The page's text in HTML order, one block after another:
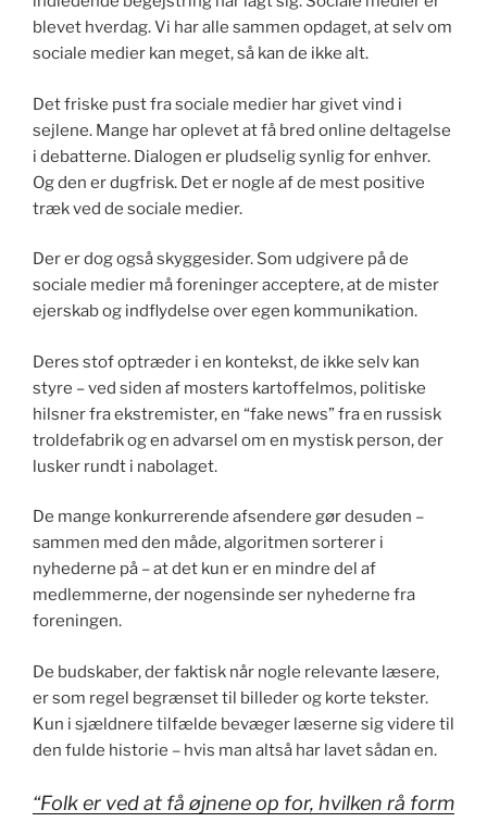
blevet hverdag. Vi har alle sammen opdaget, at selv om
sociale medier kan meget, så kan de ikke alt.
Det friske pust fra sociale medier har givet vind i
sejlene. Mange har oplevet at få bred online deltagelse
i debatterne. Dialogen er pludselig synlig for enhver.
Og den er dugfrisk. Det er nogle af de mest positive
træk ved de sociale medier.
Der er dog også skyggesider. Som udgivere på de
sociale medier må foreninger acceptere, at de mister
ejerskab og indflydelse over egen kommunikation.
Deres stof optræder i en kontekst, de ikke selv kan
styre – ved siden af mosters kartoffelmos, politiske
hilsner fra ekstremister, en “fake news” fra en russisk
troldefabrik og en advarsel om en mystisk person, der
lusker rundt i nabolaget.
De mange konkurrerende afsendere gør desuden –
sammen med den måde, algoritmen sorterer i
nyhederne på – at det kun er en mindre del af
medlemmerne, der nogensinde ser nyhederne fra
foreningen.
De budskaber, der faktisk når nogle relevante læsere,
er som regel begrænset til billeder og korte tekster.
Kun i sjældnere tilfælde bevæger læserne sig videre til
den fulde historie – hvis man altså har lavet sådan en.
“Folk er ved at få øjnene op for, hvilken rå form